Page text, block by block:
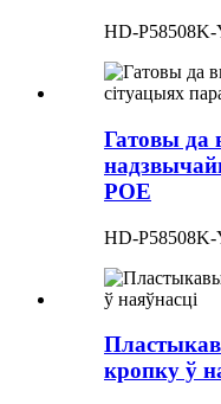
HD-P58508K-
Гатовы да
POE
HD-P58508K-
кропку ў